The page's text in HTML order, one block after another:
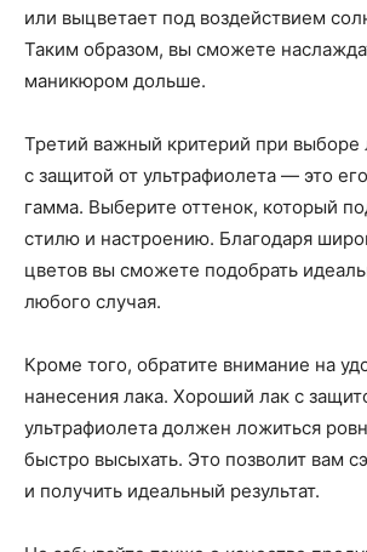
или выцветает под воздействием
Таким образом, вы сможете
маникюром дольше.
Третий важный критерий при выборе
с защитой от ультрафиолета — это
гамма. Выберите оттенок, который
стилю и настроению. Благодаря
цветов вы сможете подобрать
любого случая.
Кроме того, обратите внимание на
нанесения лака. Хороший лак с
ультрафиолета должен ложиться
быстро высыхать. Это позволит вам
и получить идеальный результат.